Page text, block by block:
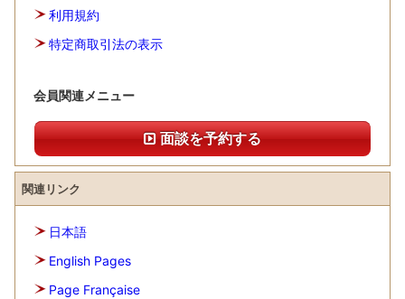
利用規約
特定商取引法の表示
会員関連メニュー
面談を予約する
関連リンク
日本語
English Pages
Page Française